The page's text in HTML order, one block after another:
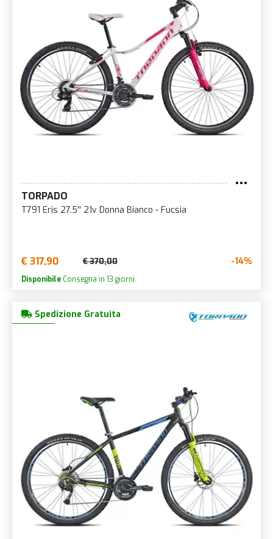
TORPADO
T791 Eris 27.5'' 21v Donna Bianco - Fucsia
€ 317,90 € 370,00 -14%
Disponibile Consegna in 13 giorni.
Spedizione Gratuita